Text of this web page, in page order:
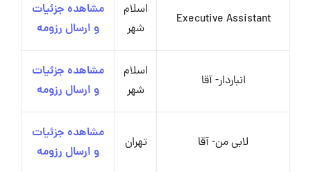
Executive Assistant
اسلام
شهر
مشاهده جزئیات
و ارسال رزومه
انباردار- آقا
اسلام
شهر
مشاهده جزئیات
و ارسال رزومه
لابی من- آقا تهران
مشاهده جزئیات
و ارسال رزومه